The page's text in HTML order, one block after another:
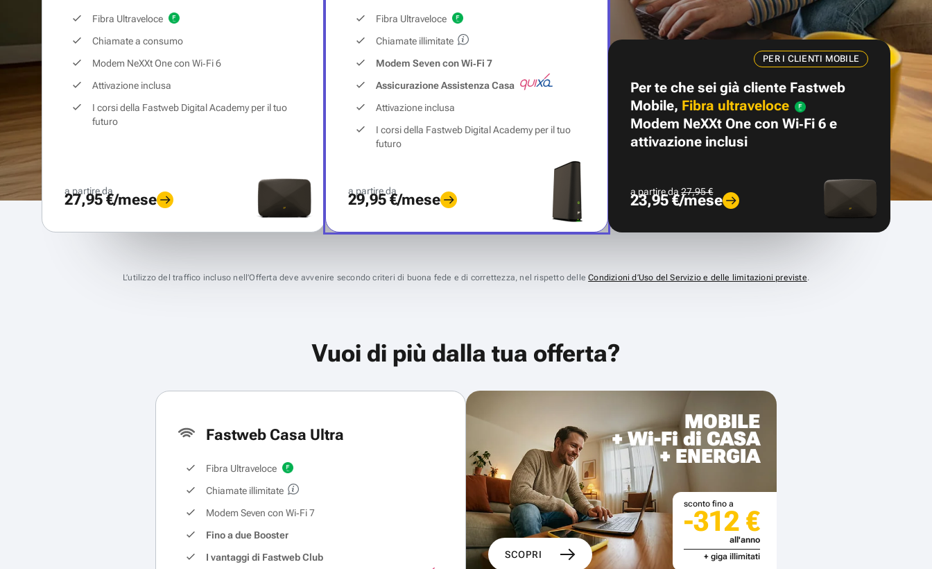
Fibra Ultraveloce
Chiamate a consumo
Modem NeXXt One con Wi‑Fi 6
Attivazione inclusa
I corsi della Fastweb Digital Academy per il tuo
futuro
a partire da
27,95 €/mese
Fibra Ultraveloce
Chiamate illimitate
Modem Seven con Wi‑Fi 7
Assicurazione Assistenza Casa
Attivazione inclusa
I corsi della Fastweb Digital Academy per il tuo
futuro
a partire da
29,95 €/mese
PER I CLIENTI MOBILE
Per te che sei già cliente Fastweb
Mobile, Fibra ultraveloce
Modem NeXXt One con Wi‑Fi 6 e
attivazione inclusi
a partire da27,95 €
23,95 €/mese
L’utilizzo del traffico incluso nell’Offerta deve avvenire secondo criteri di buona fede e di correttezza, nel rispetto delleCondizioni d’Uso del Servizio e delle limitazioni previste.
Vuoi di più dalla tua offerta?
Fastweb Casa Ultra
Fibra Ultraveloce
Chiamate illimitate
Modem Seven con Wi‑Fi 7
Fino a due Booster
I vantaggi di Fastweb Club
MOBILE
+ Wi-Fi di CASA
+ ENERGIA
SCOPRI
sconto fino a
-312 €
all'anno
+ giga illimitati